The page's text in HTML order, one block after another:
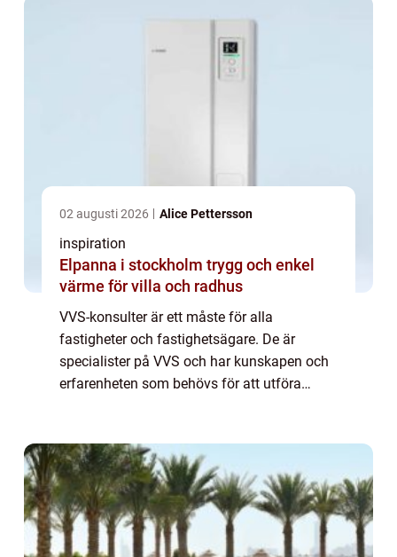
02 augusti 2026 Alice Pettersson
inspiration
Elpanna i stockholm trygg och enkel
värme för villa och radhus
VVS-konsulter är ett måste för alla
fastigheter och fastighetsägare. De är
specialister på VVS och har kunskapen och
erfarenheten som behövs för att utföra